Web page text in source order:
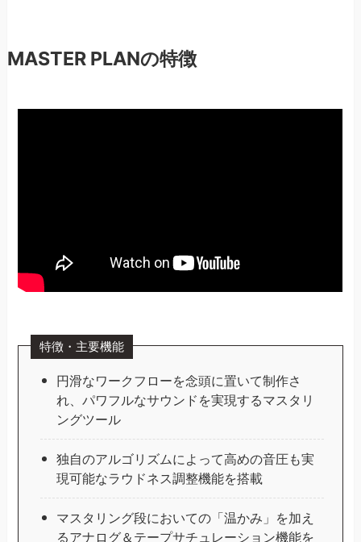
MASTER PLANの特徴
特徴・主要機能
円滑なワークフローを念頭に置いて制作さ
れ、パワフルなサウンドを実現するマスタリ
ングツール
独自のアルゴリズムによって高めの音圧も実
現可能なラウドネス調整機能を搭載
マスタリング段においての「温かみ」を加え
るアナログ＆テープサチュレーション機能を